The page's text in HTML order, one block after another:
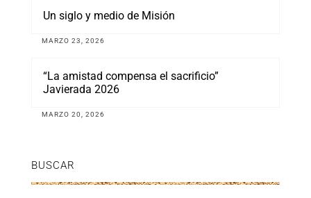
Un siglo y medio de Misión
MARZO 23, 2026
“La amistad compensa el sacrificio”
Javierada 2026
MARZO 20, 2026
BUSCAR